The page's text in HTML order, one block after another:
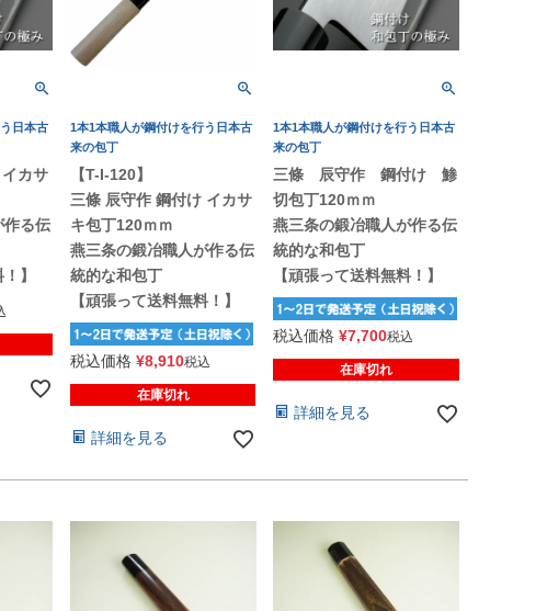
日本古
カサ
作る伝
】
1本1本職人が鋼付けを行う日本古
来の包丁
【T-I-120】
三條 辰守作 鋼付け イカサ
キ包丁120ｍｍ
燕三条の鍛冶職人が作る伝
統的な和包丁
【頑張って送料無料！】
税込価格 ¥8,910税込
在庫切れ
詳細を見る
1本1本職人が鋼付けを行う日本古
来の包丁
三條 辰守作 鋼付け 鯵
切包丁120ｍｍ
燕三条の鍛冶職人が作る伝
統的な和包丁
【頑張って送料無料！】
税込価格 ¥7,700税込
在庫切れ
詳細を見る